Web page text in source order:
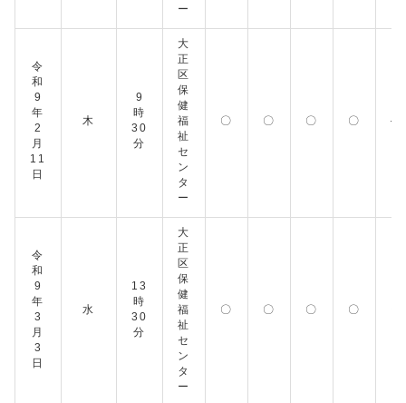
ー
令
和
9
年
2
月
11
日
木
9
時
30
分
大
正
区
保
健
福
祉
セ
ン
タ
ー
〇 〇 〇 〇 ―
令
和
9
年
3
月
3
日
水
13
時
30
分
大
正
区
保
健
福
祉
セ
ン
タ
ー
〇 〇 〇 〇